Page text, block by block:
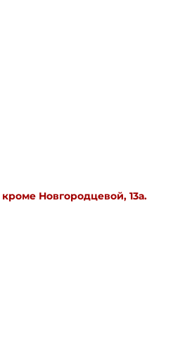
кроме Новгородцевой, 13а.